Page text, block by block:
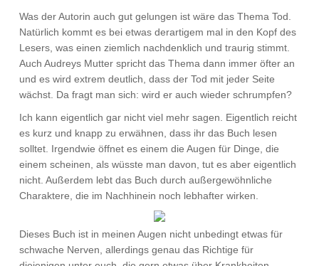
Was der Autorin auch gut gelungen ist wäre das Thema Tod.
Natürlich kommt es bei etwas derartigem mal in den Kopf des
Lesers, was einen ziemlich nachdenklich und traurig stimmt.
Auch Audreys Mutter spricht das Thema dann immer öfter an
und es wird extrem deutlich, dass der Tod mit jeder Seite
wächst. Da fragt man sich: wird er auch wieder schrumpfen?
Ich kann eigentlich gar nicht viel mehr sagen. Eigentlich reicht
es kurz und knapp zu erwähnen, dass ihr das Buch lesen
solltet. Irgendwie öffnet es einem die Augen für Dinge, die
einem scheinen, als wüsste man davon, tut es aber eigentlich
nicht. Außerdem lebt das Buch durch außergewöhnliche
Charaktere, die im Nachhinein noch lebhafter wirken.
Dieses Buch ist in meinen Augen nicht unbedingt etwas für
schwache Nerven, allerdings genau das Richtige für